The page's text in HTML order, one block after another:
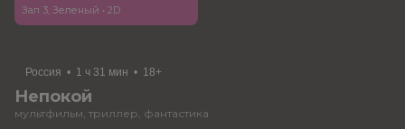
Зал 3, Зеленый • 2D
Россия • 1 ч 31 мин • 18+
Непокой
мультфильм, триллер, фантастика